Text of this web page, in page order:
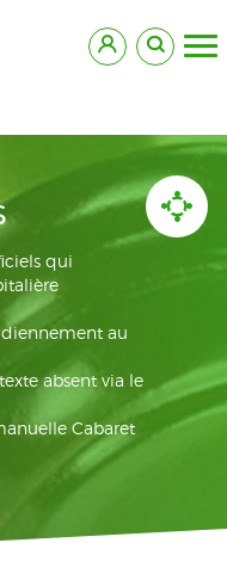
qui
au
absent via le
Cabaret